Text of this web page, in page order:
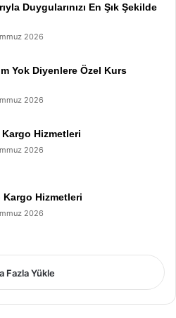
Duygularınızı En Şık Şekilde
2026
Yok Diyenlere Özel Kurs
2026
Kargo Hizmetleri
2026
Kargo Hizmetleri
2026
Fazla Yükle